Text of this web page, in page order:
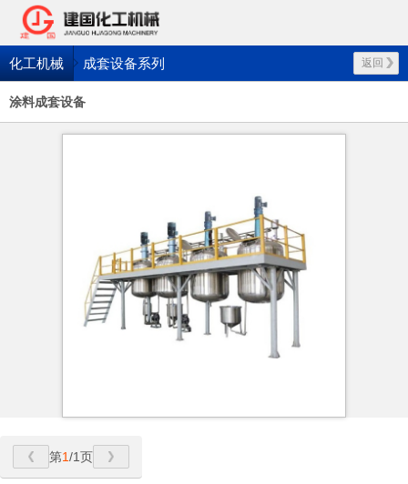
化工机械 返回
成套设备系列
涂料成套设备
第1/1页